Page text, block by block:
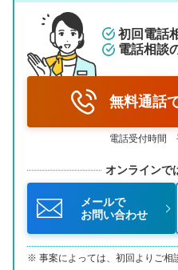
初回電話
電話相談
無料通話
電話受付時間
オンラインで
メールで
お問い合わせ
事案によっては、初回よりご相